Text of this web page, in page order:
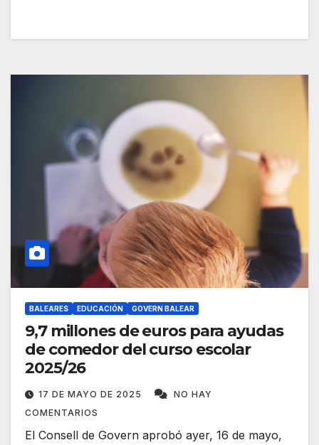
BALEARES EDUCACIÓN GOVERN BALEAR
9,7 millones de euros para ayudas
de comedor del curso escolar
2025/26
17 DE MAYO DE 2025
NO HAY
COMENTARIOS
El Consell de Govern aprobó ayer, 16 de mayo,